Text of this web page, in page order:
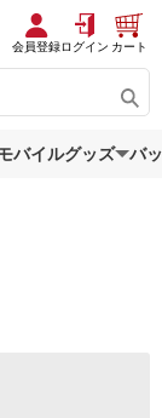
会員登録ログイン カート
バイルグッズ バ